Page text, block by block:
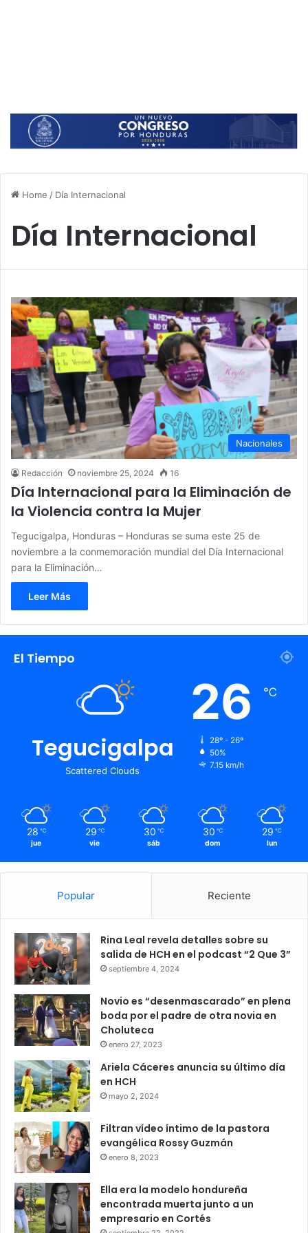
Home / Día Internacional
Día Internacional
Nacionales
Redacción noviembre 25, 2024 16
Día Internacional para la Eliminación de
la Violencia contra la Mujer
Tegucigalpa, Honduras – Honduras se suma este 25 de
noviembre a la conmemoración mundial del Día Internacional
para la Eliminación…
Leer Más
El Tiempo
Tegucigalpa
Scattered Clouds
26 ℃
28º - 26º
50%
7.15 km/h
28 ℃
jue
29 ℃
vie
30 ℃
sáb
30 ℃
dom
29 ℃
lun
Popular Reciente
Rina Leal revela detalles sobre su
salida de HCH en el podcast “2 Que 3”
septiembre 4, 2024
Novio es “desenmascarado” en plena
boda por el padre de otra novia en
Choluteca
enero 27, 2023
Ariela Cáceres anuncia su último día
en HCH
mayo 2, 2024
Filtran vídeo íntimo de la pastora
evangélica Rossy Guzmán
enero 8, 2023
Ella era la modelo hondureña
encontrada muerta junto a un
empresario en Cortés